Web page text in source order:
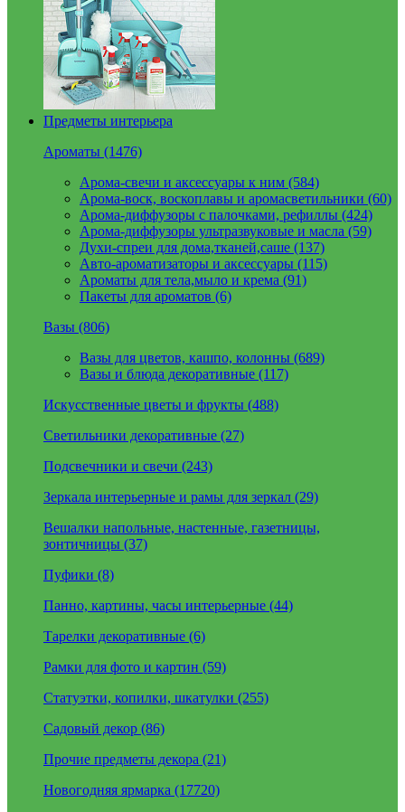
Предметы интерьера
Ароматы (1476)
Арома-свечи и аксессуары к ним (584)
Арома-воск, воскоплавы и аромасветильники (60)
Арома-диффузоры с палочками, рефиллы (424)
Арома-диффузоры ультразвуковые и масла (59)
Духи-спреи для дома,тканей,саше (137)
Авто-ароматизаторы и аксессуары (115)
Ароматы для тела,мыло и крема (91)
Пакеты для ароматов (6)
Вазы (806)
Вазы для цветов, кашпо, колонны (689)
Вазы и блюда декоративные (117)
Искусственные цветы и фрукты (488)
Светильники декоративные (27)
Подсвечники и свечи (243)
Зеркала интерьерные и рамы для зеркал (29)
Вешалки напольные, настенные, газетницы,
зонтичницы (37)
Пуфики (8)
Панно, картины, часы интерьерные (44)
Тарелки декоративные (6)
Рамки для фото и картин (59)
Статуэтки, копилки, шкатулки (255)
Садовый декор (86)
Прочие предметы декора (21)
Новогодняя ярмарка (17720)